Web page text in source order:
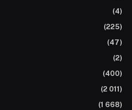
(4)
(225)
(47)
(2)
(400)
(2 011)
(1 668)